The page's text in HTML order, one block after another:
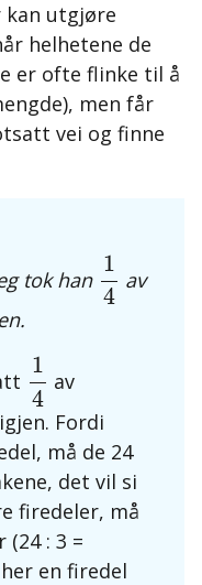
utgjøre
helhetene de
er ofte flinke til å
men får
vei og finne
tok han
1
4
1
av
1
4
1
av
Fordi
må de 24
det vil si
firedeler, må
: 3 =
en firedel